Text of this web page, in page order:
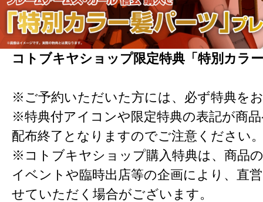
コトブキヤショップ限定特典「特別カラ
※ご予約いただいた方には、必ず特典を
※特典付アイコンや限定特典の表記が商
配布終了となりますのでご注意ください
※コトブキヤショップ購入特典は、商品
イベントや臨時出店等の企画により、直
せていただく場合がございます。